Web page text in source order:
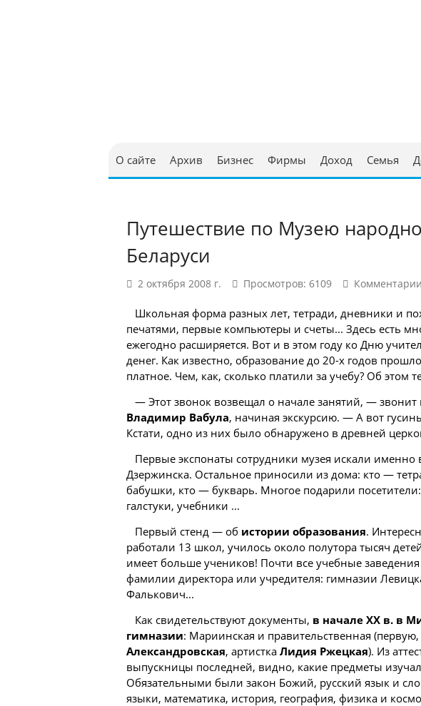
О сайте Архив Бизнес Фирмы Доход Семья
Путешествие по Музею
Беларуси
2 октября 2008 г. Просмотров: 6109
Школьная форма разных лет, тетради, дневники и
печатями, первые компьютеры и счеты... Здесь есть
ежегодно расширяется. Вот и в этом году ко Дню
денег. Как известно, образование до 20-х годов
платное. Чем, как, сколько платили за учебу? Об этом
— Этот звонок возвещал о начале занятий, — звонит
Владимир Вабула, начиная экскурсию. — А вот
Кстати, одно из них было обнаружено в древней
Первые экспонаты сотрудники музея искали
Дзержинска. Остальное приносили из дома: кто —
бабушки, кто — букварь. Многое подарили
галстуки, учебники ...
Первый стенд — об истории образования.
работали 13 школ, училось около полутора тысяч
имеет больше учеников! Почти все учебные
фамилии директора или учредителя: гимназии
Фалькович...
Как свидетельствуют документы, в начале ХХ в. в
гимназии: Мариинская и правительственная
Александровская, артистка Лидия Ржецкая). Из
выпускницы последней, видно, какие предметы
Обязательными были закон Божий, русский язык и
языки, математика, история, география, физика и